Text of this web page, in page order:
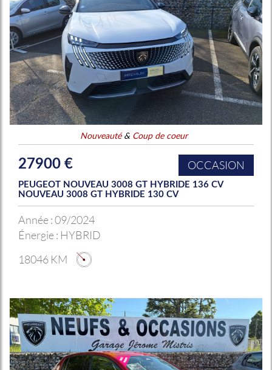
Nouveauté& Coup de coeur
27900 € OCCASION
PEUGEOT NOUVEAU 3008 GT HYBRIDE 136 CV
NOUVEAU 3008 GT HYBRIDE 130 CV
Année :09/2024
Énergie : HYBRID
18046 KM